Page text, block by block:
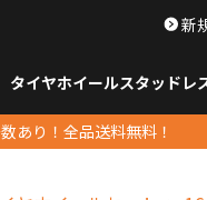
新
タイヤホイールスタッドレ
あり！全品送料無料！